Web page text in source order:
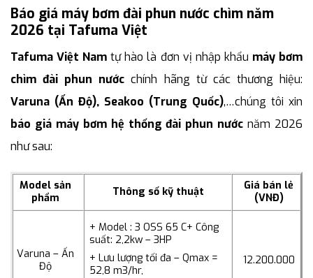
Báo giá máy bơm đài phun nước chìm năm
2026 tại Tafuma Việt
Tafuma Việt Nam tự hào là đơn vị nhập khẩu máy bơm
chìm đài phun nước chính hãng từ các thương hiệu:
Varuna (Ấn Độ), Seakoo (Trung Quốc),…chúng tôi xin
báo giá máy bơm hệ thống đài phun nước năm 2026
như sau:
Model sản
phẩm
Thông số kỹ thuật
Giá bán lẻ
(VNĐ)
Varuna – Ấn
Độ
+ Model : 3 OSS 65 C+ Công
suất: 2,2kw – 3HP
+ Lưu lượng tối đa – Qmax =
52,8 m3/hr,
12.200.000